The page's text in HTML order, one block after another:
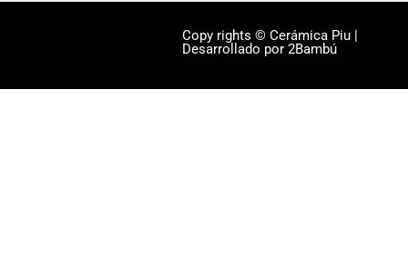
Copy rights © Cerámica Piu |
Desarrollado por 2Bambú